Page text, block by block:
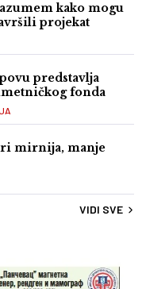
kako mogu
projekat
predstavlja
fonda
mirnija, manje
VIDI SVE